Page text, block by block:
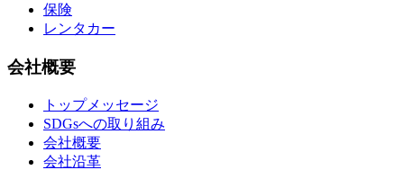
保険
レンタカー
会社概要
トップメッセージ
SDGsへの取り組み
会社概要
会社沿革